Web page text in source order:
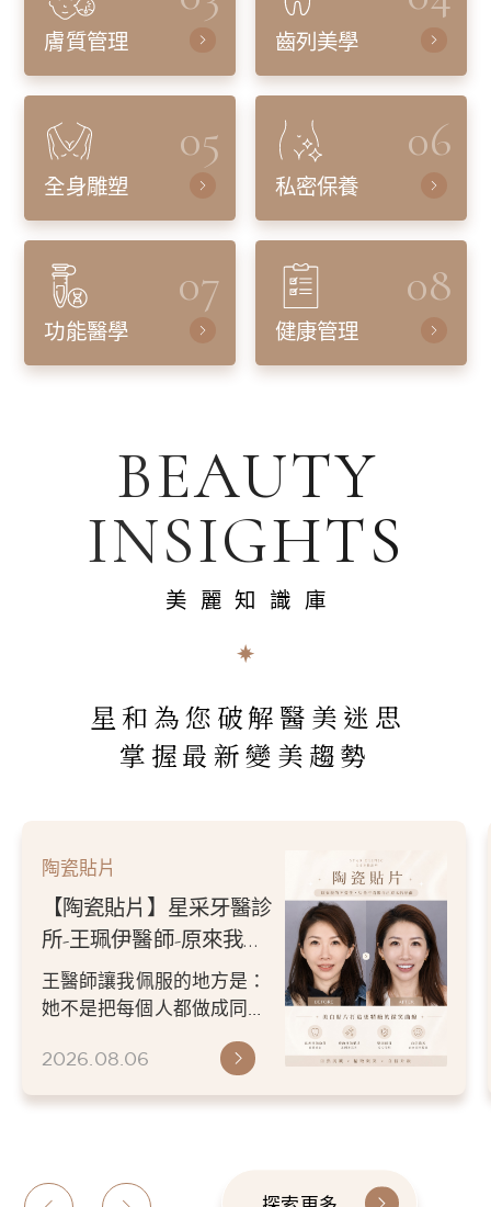
膚質管理 齒列美學
05
全身雕塑
06
私密保養
07
功能醫學
08
健康管理
BEAUTY
INSIGHTS
美麗知識庫
星和為您破解醫美迷思
掌握最新變美趨勢
陶瓷貼片
【陶瓷貼片】星采牙醫診
所-王珮伊醫師-從門牙縫
到自信笑容：美白貼片打
造更精緻的微笑曲線
王珮伊醫師在規劃貼片時，
除了考量牙齒本身條件，也
微笑方式等細節出發，協助
2026.06.26